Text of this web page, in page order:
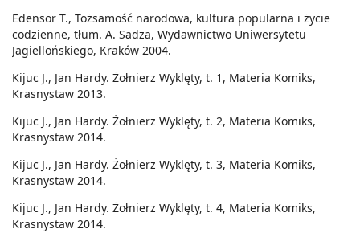
Edensor T., Tożsamość narodowa, kultura popularna i życie
codzienne, tłum. A. Sadza, Wydawnictwo Uniwersytetu
Jagiellońskiego, Kraków 2004.
Kijuc J., Jan Hardy. Żołnierz Wyklęty, t. 1, Materia Komiks,
Krasnystaw 2013.
Kijuc J., Jan Hardy. Żołnierz Wyklęty, t. 2, Materia Komiks,
Krasnystaw 2014.
Kijuc J., Jan Hardy. Żołnierz Wyklęty, t. 3, Materia Komiks,
Krasnystaw 2014.
Kijuc J., Jan Hardy. Żołnierz Wyklęty, t. 4, Materia Komiks,
Krasnystaw 2014.